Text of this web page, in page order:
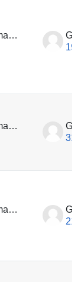
Gruppo Formazione
19
Gruppo Formazione
31
Gruppo Formazione
21